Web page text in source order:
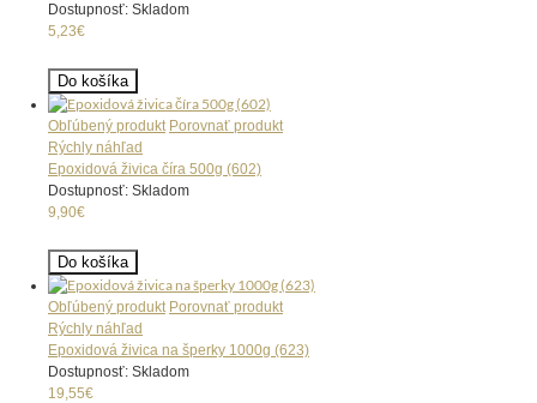
Dostupnosť: Skladom
5,23€
Do košíka
Obľúbený produkt Porovnať produkt
Rýchly náhľad
Epoxidová živica číra 500g (602)
Dostupnosť: Skladom
9,90€
Do košíka
Obľúbený produkt Porovnať produkt
Rýchly náhľad
Epoxidová živica na šperky 1000g (623)
Dostupnosť: Skladom
19,55€